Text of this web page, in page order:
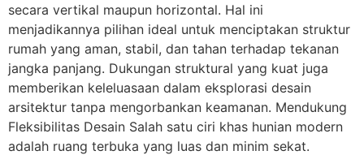
secara vertikal maupun horizontal. Hal ini
menjadikannya pilihan ideal untuk menciptakan struktur
rumah yang aman, stabil, dan tahan terhadap tekanan
jangka panjang. Dukungan struktural yang kuat juga
memberikan keleluasaan dalam eksplorasi desain
arsitektur tanpa mengorbankan keamanan. Mendukung
Fleksibilitas Desain Salah satu ciri khas hunian modern
adalah ruang terbuka yang luas dan minim sekat.